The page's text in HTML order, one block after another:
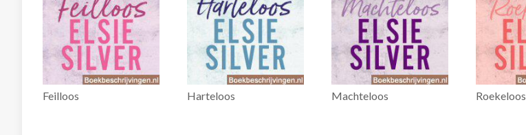
Feilloos Harteloos Machteloos Roekeloos